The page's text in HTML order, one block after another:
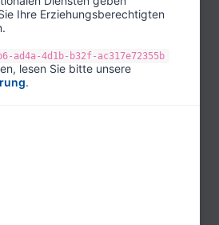
почты
Ihre Erziehungsberechtigten
ad4a-4d1b-b32f-ac317e72355b
lesen Sie bitte unsere
.